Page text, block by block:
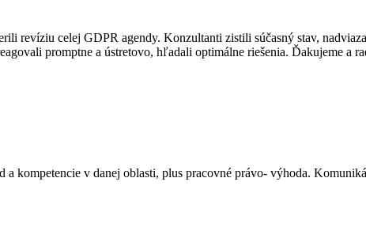
revíziu celej GDPR agendy. Konzultanti zistili súčasný stav,
promptne a ústretovo, hľadali optimálne riešenia. Ďakujeme a
kompetencie v danej oblasti, plus pracovné právo- výhoda.